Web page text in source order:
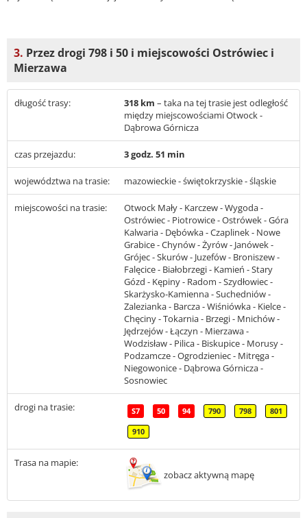
3. Przez drogi 798 i 50 i miejscowości Ostrówiec i
Mierzawa
długość trasy: 318 km – taka na tej trasie jest odległość
między miejscowościami Otwock -
Dąbrowa Górnicza
czas przejazdu: 3 godz. 51 min
województwa na trasie: mazowieckie - świętokrzyskie - śląskie
miejscowości na trasie:
Otwock Mały - Karczew - Wygoda -
Ostrówiec - Piotrowice - Ostrówek - Góra
Kalwaria - Dębówka - Czaplinek - Nowe
Grabice - Chynów - Żyrów - Janówek -
Grójec - Skurów - Juzefów - Broniszew -
Falęcice - Białobrzegi - Kamień - Stary
Gózd - Kępiny - Radom - Szydłowiec -
Skarżysko-Kamienna - Suchedniów -
Zalezianka - Barcza - Wiśniówka - Kielce -
Chęciny - Tokarnia - Brzegi - Mnichów -
Jędrzejów - Łączyn - Mierzawa -
Wodzisław - Pilica - Biskupice - Morusy -
Podzamcze - Ogrodzieniec - Mitręga -
Niegowonice - Dąbrowa Górnicza -
Sosnowiec
drogi na trasie: S7 50 94 790 798 801
910
Trasa na mapie:
zobacz aktywną mapę